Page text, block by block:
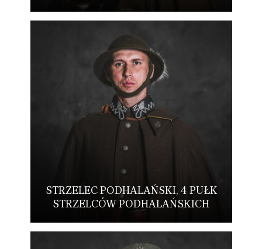
STRZELEC PODHALAŃSKI, 4 PUŁK
STRZELCÓW PODHALAŃSKICH